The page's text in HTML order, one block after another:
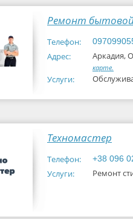
Ремонт
Телефон:
Адрес: Аркадия,
карте.
Услуги:
Техномастер
Телефон: +38 096
Услуги: Ремонт